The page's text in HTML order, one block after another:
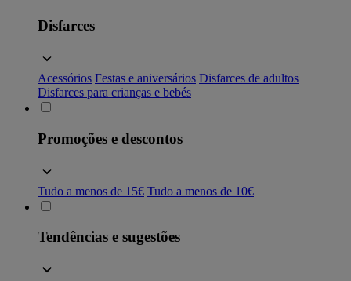
Disfarces
Acessórios Festas e aniversários Disfarces de adultos
Disfarces para crianças e bebés
Promoções e descontos
Tudo a menos de 15€ Tudo a menos de 10€
Tendências e sugestões